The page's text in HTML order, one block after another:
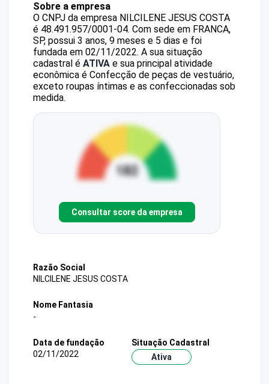
Sobre a empresa
O CNPJ da empresa NILCILENE JESUS COSTA
é 48.491.957/0001-04. Com sede em FRANCA,
SP, possui 3 anos, 9 meses e 5 dias e foi
fundada em 02/11/2022. A sua situação
cadastral é ATIVA e sua principal atividade
econômica é Confecção de peças de vestuário,
exceto roupas íntimas e as confeccionadas sob
medida.
Consultar score da empresa
Razão Social
NILCILENE JESUS COSTA
Nome Fantasia
-
Data de fundação
02/11/2022
Situação Cadastral
Ativa